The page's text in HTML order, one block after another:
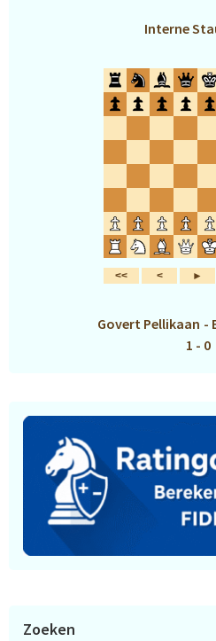
Interne
Govert Pellikaan -
1 - 0
Zoeken